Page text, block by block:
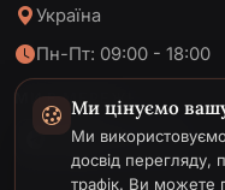
Україна
Пн-Пт: 09:00 - 18:00
МИ В МЕРЕЖІМи цінуємо
Ми
досвід перегляду,
трафік. Ви можете